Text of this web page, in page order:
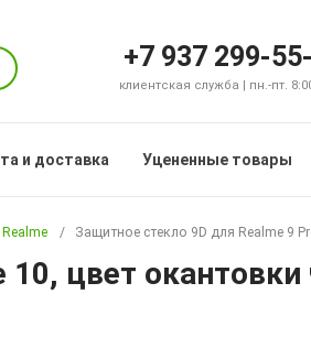
+7 937 299-
клиентская служба | пн.-пт.
и доставка Уцененные товары
Realme Защитное стекло 9D для Realme 9
10, цвет